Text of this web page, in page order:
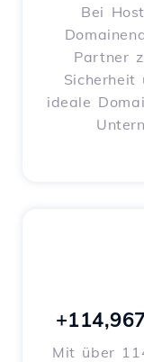
Bei
Partner
ideale
Mit über